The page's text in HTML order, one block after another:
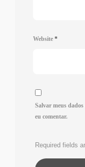
Website *
Salvar meus
eu comentar.
Required fields